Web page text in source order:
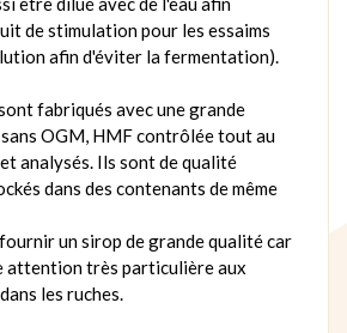
de stimulation pour les essaims
afin d'éviter la fermentation).
fabriqués avec une grande
OGM, HMF contrôlée tout au
analysés. Ils sont de qualité
dans des contenants de même
un sirop de grande qualité car
attention très particulière aux
les ruches.